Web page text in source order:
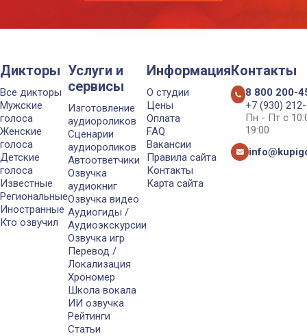
Дикторы
Все дикторы
Мужские
голоса
Женские
голоса
Детские
голоса
Известные
Региональные
Иностранные
Кто озвучил
Услуги и
сервисы
Изготовление
аудиороликов
Сценарии
аудиороликов
Автоответчики
Озвучка
аудиокниг
Озвучка видео
Аудиогиды /
Аудиоэкскурсии
Озвучка игр
Перевод /
Локализация
Хрономер
Школа вокала
ИИ озвучка
Рейтинги
Статьи
Информация
О студии
Цены
Оплата
FAQ
Вакансии
Правила сайта
Контакты
Карта сайта
Контакты
8 800 200-
+7 (930)
Пн - Пт с
19:00